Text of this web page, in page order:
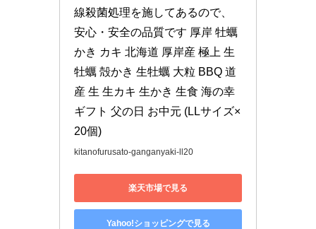
線殺菌処理を施してあるので、
安心・安全の品質です 厚岸 牡蠣
かき カキ 北海道 厚岸産 極上 生
牡蠣 殻かき 生牡蠣 大粒 BBQ 道
産 生 生カキ 生かき 生食 海の幸
ギフト 父の日 お中元 (LLサイズ×
20個)
kitanofurusato-ganganyaki-ll20
楽天市場で見る
Yahoo!ショッピングで見る